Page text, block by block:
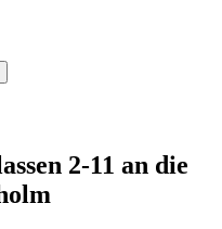
2-11 an die